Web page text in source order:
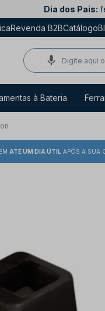
Dia dos Pais:
Revenda B2BCatálogo
à Bateria
ATÉ UM DIA ÚTIL APÓS A SUA